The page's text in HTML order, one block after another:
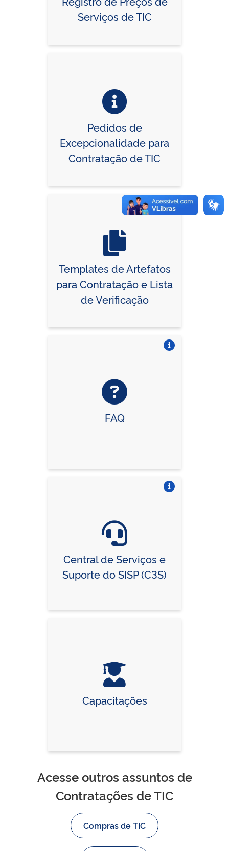
Serviços de TIC
Pedidos de
Excepcionalidade para
Contratação de TIC
Templates de Artefatos
para Contratação e Lista
de Verificação
FAQ
Central de Serviços e
Suporte do SISP (C3S)
Capacitações
Acesse outros assuntos de
Contratações de TIC
Compras de TIC